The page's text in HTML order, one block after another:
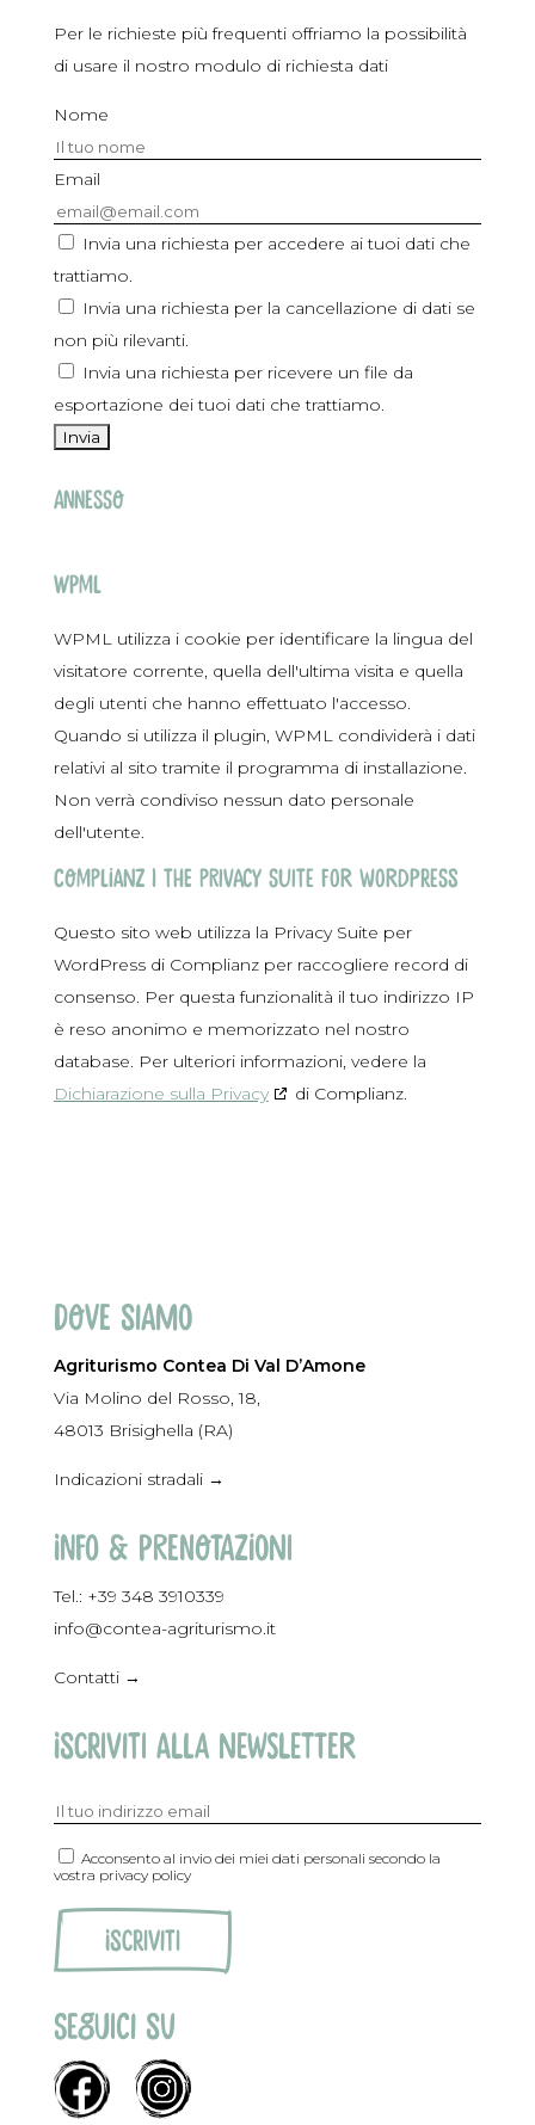
Per le richieste più frequenti offriamo la possibilità
di usare il nostro modulo di richiesta dati
Nome
Email
Invia una richiesta per accedere ai tuoi dati che
trattiamo.
Invia una richiesta per la cancellazione di dati se
non più rilevanti.
Invia una richiesta per ricevere un file da
esportazione dei tuoi dati che trattiamo.
Annesso
WPML
WPML utilizza i cookie per identificare la lingua del
visitatore corrente, quella dell'ultima visita e quella
degli utenti che hanno effettuato l'accesso.
Quando si utilizza il plugin, WPML condividerà i dati
relativi al sito tramite il programma di installazione.
Non verrà condiviso nessun dato personale
dell'utente.
Complianz | The Privacy Suite for WordPress
Questo sito web utilizza la Privacy Suite per
WordPress di Complianz per raccogliere record di
consenso. Per questa funzionalità il tuo indirizzo IP
è reso anonimo e memorizzato nel nostro
database. Per ulteriori informazioni, vedere la
Dichiarazione sulla Privacy
di Complianz.
Dove siamo
Agriturismo Contea Di Val D’Amone
Via Molino del Rosso, 18,
48013 Brisighella (RA)
Indicazioni stradali →
Info & prenotazioni
Tel.: +39 348 3910339
info@contea-agriturismo.it
Contatti →
Iscriviti alla newsletter
Acconsento al invio dei miei dati personali secondo la
vostra privacy policy
Seguici SU